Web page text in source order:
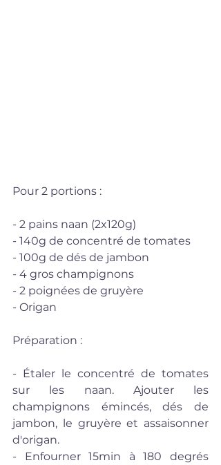
Pour 2 portions :
- 2 pains naan (2x120g)
- 140g de concentré de tomates
- 100g de dés de jambon
- 4 gros champignons
- 2 poignées de gruyère
- Origan
Préparation :
- Étaler le concentré de tomates
sur les naan. Ajouter les
champignons émincés, dés de
jambon, le gruyère et assaisonner
d'origan.
- Enfourner 15min à 180 degrés